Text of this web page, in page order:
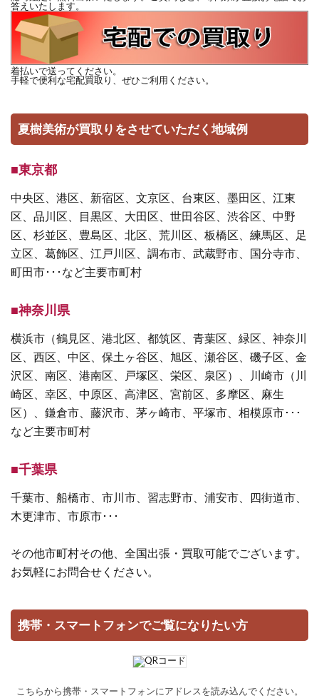
答えいたします。
着払いで送ってください。
手軽で便利な宅配買取り、ぜひご利用ください。
夏樹美術が買取りをさせていただく地域例
■東京都
中央区、港区、新宿区、文京区、台東区、墨田区、江東
区、品川区、目黒区、大田区、世田谷区、渋谷区、中野
区、杉並区、豊島区、北区、荒川区、板橋区、練馬区、足
立区、葛飾区、江戸川区、調布市、武蔵野市、国分寺市、
町田市･･･など主要市町村
■神奈川県
横浜市（鶴見区、港北区、都筑区、青葉区、緑区、神奈川
区、西区、中区、保土ヶ谷区、旭区、瀬谷区、磯子区、金
沢区、南区、港南区、戸塚区、栄区、泉区）、川崎市（川
崎区、幸区、中原区、高津区、宮前区、多摩区、麻生
区）、鎌倉市、藤沢市、茅ヶ崎市、平塚市、相模原市･･･
など主要市町村
■千葉県
千葉市、船橋市、市川市、習志野市、浦安市、四街道市、
木更津市、市原市･･･
その他市町村その他、全国出張・買取可能でございます。
お気軽にお問合せください。
携帯・スマートフォンでご覧になりたい方
こちらから携帯・スマートフォンにアドレスを読み込んでください。